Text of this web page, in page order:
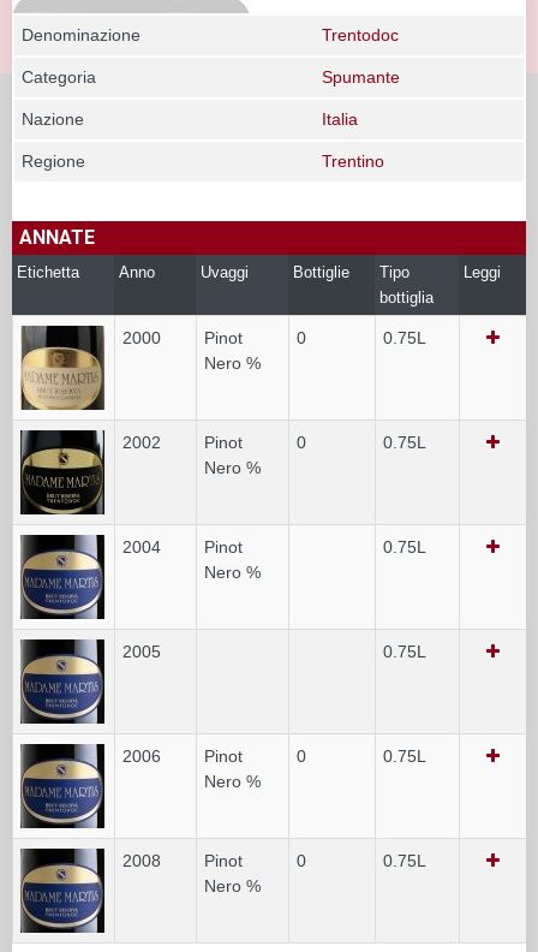
Denominazione Trentodoc
Categoria Spumante
Nazione Italia
Regione Trentino
ANNATE
Etichetta Anno Uvaggi Bottiglie
Tipo
bottiglia
Leggi
2000
Pinot
Nero %
0 0.75L
2002
Pinot
Nero %
0 0.75L
2004
Pinot
Nero %
0.75L
2005 0.75L
2006
Pinot
Nero %
0 0.75L
2008
Pinot
Nero %
0 0.75L